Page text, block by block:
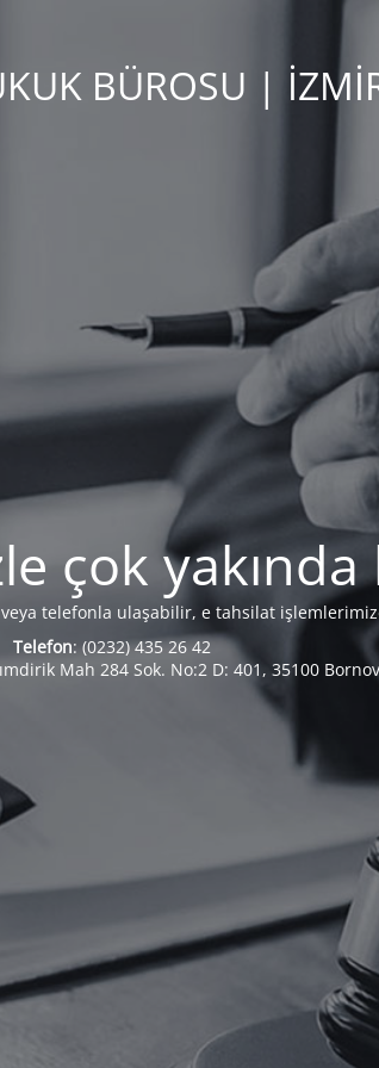
BÜROSU |
çok yakında
telefonla ulaşabilir, e tahsilat
Telefon: (0232) 435 26 42
Mah 284 Sok. No:2 D: 401, 35100